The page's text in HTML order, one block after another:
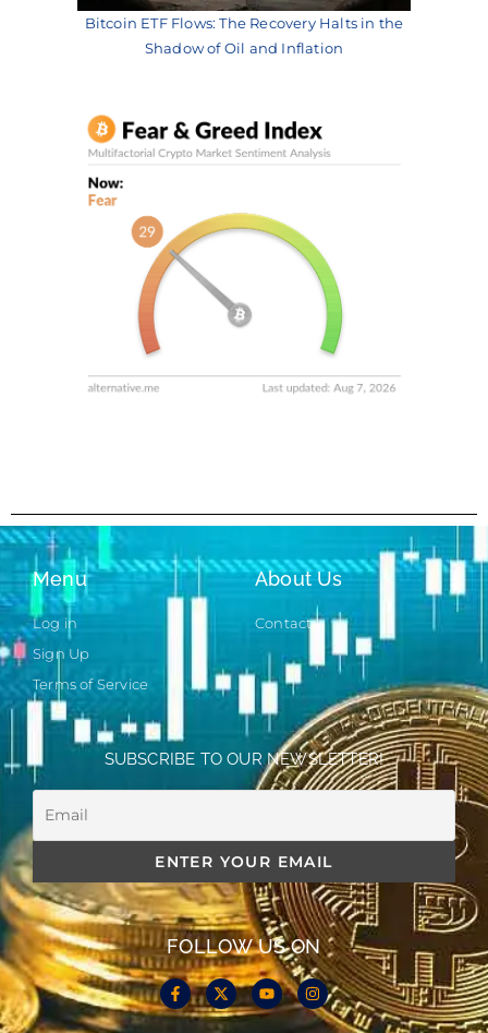
Bitcoin ETF Flows: The Recovery Halts in the
Shadow of Oil and Inflation
Menu
Log in
Sign Up
Terms of Service
About Us
Contact
SUBSCRIBE TO OUR NEWSLETTER!
FOLLOW US ON